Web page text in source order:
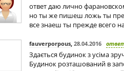
ответ даю лично
но ты же пишеш ложь ты
все знаеш ты прежде всего
fauverporpous, 28.04.2016
Здається будинок з усіма
Будинок розташований в